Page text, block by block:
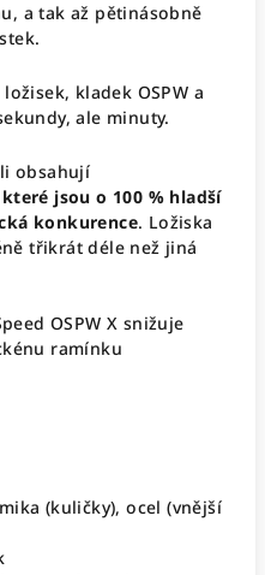
a tak až pětinásobně
kladek OSPW a
ale minuty.
obsahují
jsou o 100 % hladší
konkurence. Ložiska
třikrát déle než jiná
OSPW X snižuje
ramínku
(kuličky), ocel (vnější